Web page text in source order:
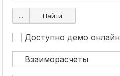
... Найти
Доступно демо онлайн